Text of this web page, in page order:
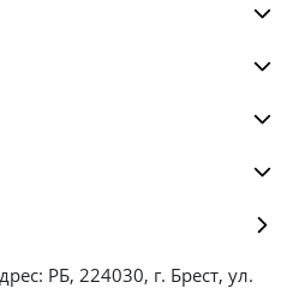
РБ, 224030, г. Брест, ул.